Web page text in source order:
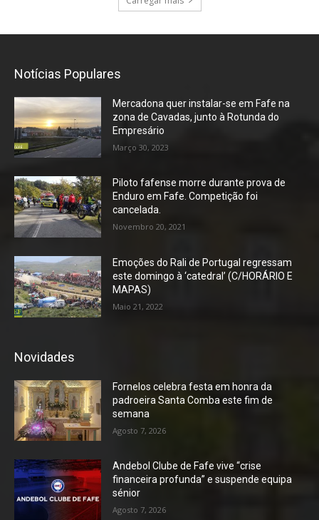
Notícias Populares
Mercadona quer instalar-se em Fafe na
zona de Cavadas, junto à Rotunda do
Empresário
Março 30, 2023
Piloto fafense morre durante prova de
Enduro em Fafe. Competição foi
cancelada.
Novembro 20, 2021
Emoções do Rali de Portugal regressam
este domingo à ‘catedral’ (C/HORÁRIO E
MAPAS)
Maio 21, 2022
Novidades
Fornelos celebra festa em honra da
padroeira Santa Comba este fim de
semana
Agosto 7, 2026
Andebol Clube de Fafe vive “crise
financeira profunda” e suspende equipa
sénior
Agosto 7, 2026